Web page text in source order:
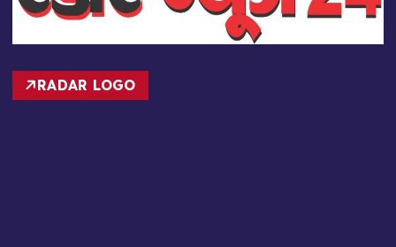
RADAR LOGO